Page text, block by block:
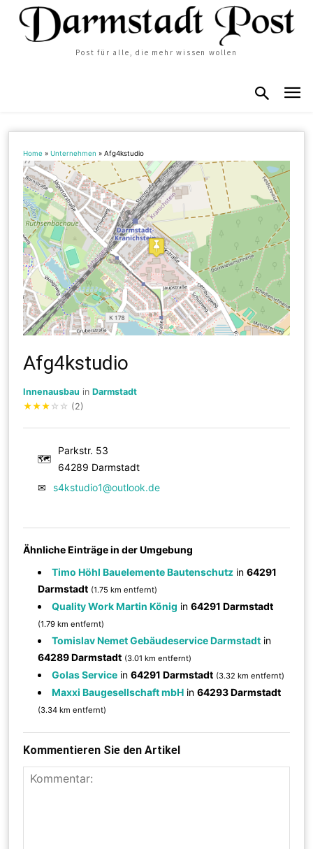
Post für alle, die mehr wissen wollen
Home »Unternehmen »Afg4kstudio
Afg4kstudio
Innenausbau inDarmstadt
★★★ ☆ ☆ (2)
🗺
Parkstr. 53
64289 Darmstadt
✉
s4kstudio1@outlook.de
Ähnliche Einträge in der Umgebung
Timo Höhl Bauelemente Bautenschutz in64291
Darmstadt (1.75 km entfernt)
Quality Work Martin König in64291 Darmstadt
(1.79 km entfernt)
Tomislav Nemet Gebäudeservice Darmstadt in
64289 Darmstadt (3.01 km entfernt)
Golas Service in64291 Darmstadt (3.32 km entfernt)
Maxxi Baugesellschaft mbH in64293 Darmstadt
(3.34 km entfernt)
Kommentieren Sie den Artikel